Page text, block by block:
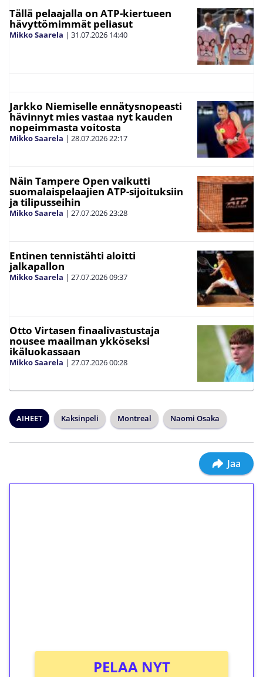
Tällä pelaajalla on ATP-kiertueen
hävyttömimmät peliasut
Mikko Saarela | 31.07.2026 14:40
Jarkko Niemiselle ennätysnopeasti
hävinnyt mies vastaa nyt kauden
nopeimmasta voitosta
Mikko Saarela | 28.07.202622:17
Näin Tampere Open vaikutti
suomalaispelaajien ATP-sijoituksiin
ja tilipusseihin
Mikko Saarela | 27.07.202623:28
Entinen tennistähti aloitti
jalkapallon
Mikko Saarela | 27.07.202609:37
Otto Virtasen finaalivastustaja
nousee maailman ykköseksi
ikäluokassaan
Mikko Saarela | 27.07.202600:28
AIHEET Kaksinpeli Montreal Naomi Osaka
Jaa
PELAA NYT